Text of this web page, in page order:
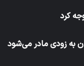
کرد
به زودی مادر می‌شود